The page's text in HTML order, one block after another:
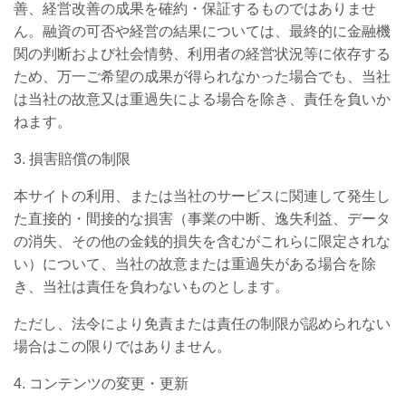
善、経営改善の成果を確約・保証するものではありませ
ん。融資の可否や経営の結果については、最終的に金融機
関の判断および社会情勢、利用者の経営状況等に依存する
ため、万一ご希望の成果が得られなかった場合でも、当社
は当社の故意又は重過失による場合を除き、責任を負いか
ねます。
3. 損害賠償の制限
本サイトの利用、または当社のサービスに関連して発生し
た直接的・間接的な損害（事業の中断、逸失利益、データ
の消失、その他の金銭的損失を含むがこれらに限定されな
い）について、当社の故意または重過失がある場合を除
き、当社は責任を負わないものとします。
ただし、法令により免責または責任の制限が認められない
場合はこの限りではありません。
4. コンテンツの変更・更新